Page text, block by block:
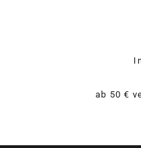
ab 50 €